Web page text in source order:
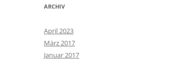
ARCHIV
April 2023
März 2017
Januar 2017